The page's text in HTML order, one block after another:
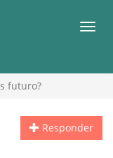
futuro?
Responder